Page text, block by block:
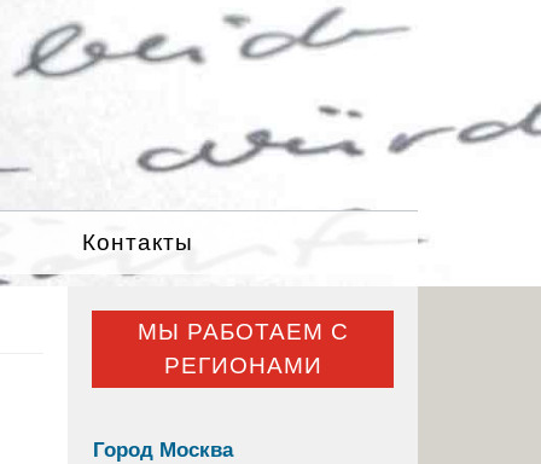
Контакты
МЫ РАБОТАЕМ С
РЕГИОНАМИ
Город Москва